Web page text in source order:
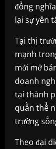
đồng
lại sự yên
Tại thị
mạnh
mới mở
doanh
tại thành
quần thể
trường
Theo đại